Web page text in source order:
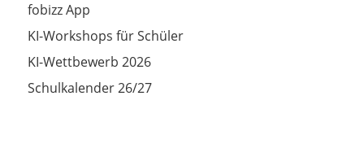
fobizz App
KI-Workshops für Schüler
KI-Wettbewerb 2026
Schulkalender 26/27